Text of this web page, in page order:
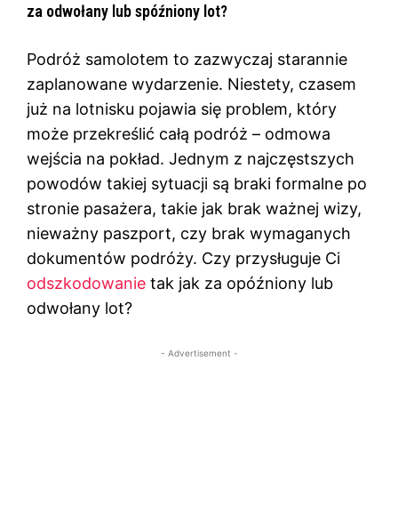
za odwołany lub spóźniony lot?
Podróż samolotem to zazwyczaj starannie
zaplanowane wydarzenie. Niestety, czasem
już na lotnisku pojawia się problem, który
może przekreślić całą podróż – odmowa
wejścia na pokład. Jednym z najczęstszych
powodów takiej sytuacji są braki formalne po
stronie pasażera, takie jak brak ważnej wizy,
nieważny paszport, czy brak wymaganych
dokumentów podróży. Czy przysługuje Ci
odszkodowanie tak jak za opóźniony lub
odwołany lot?
- Advertisement -